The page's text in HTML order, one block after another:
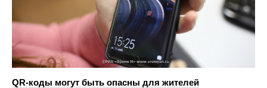
QR-коды могут быть опасны для жителей